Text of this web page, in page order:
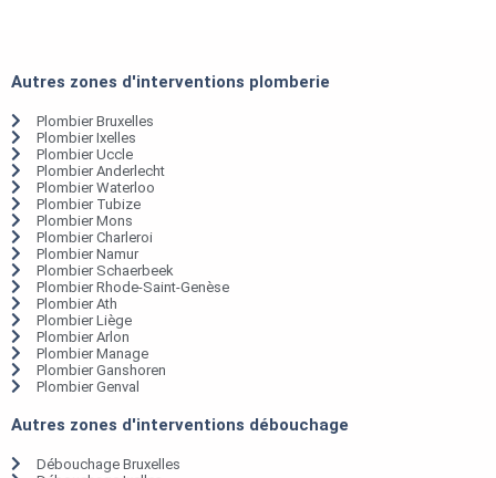
Autres zones d'interventions plomberie
Plombier Bruxelles
Plombier Ixelles
Plombier Uccle
Plombier Anderlecht
Plombier Waterloo
Plombier Tubize
Plombier Mons
Plombier Charleroi
Plombier Namur
Plombier Schaerbeek
Plombier Rhode-Saint-Genèse
Plombier Ath
Plombier Liège
Plombier Arlon
Plombier Manage
Plombier Ganshoren
Plombier Genval
Autres zones d'interventions débouchage
Débouchage Bruxelles